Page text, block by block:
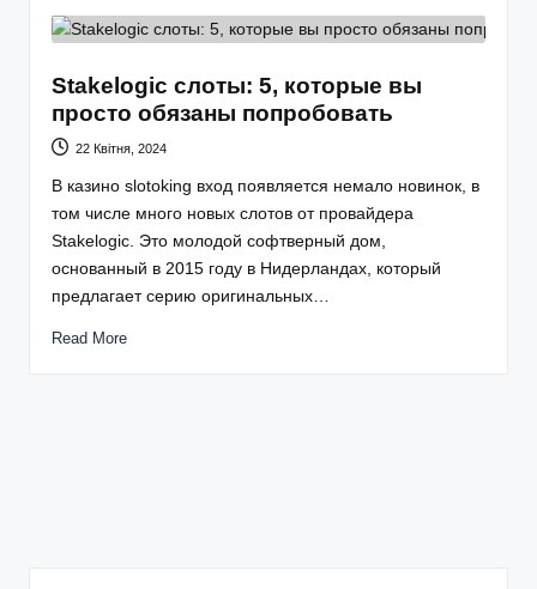
Stakelogic слоты: 5, которые вы
просто обязаны попробовать
22 Квітня, 2024
В казино slotoking вход появляется немало новинок, в
том числе много новых слотов от провайдера
Stakelogic. Это молодой софтверный дом,
основанный в 2015 году в Нидерландах, который
предлагает серию оригинальных…
Read More